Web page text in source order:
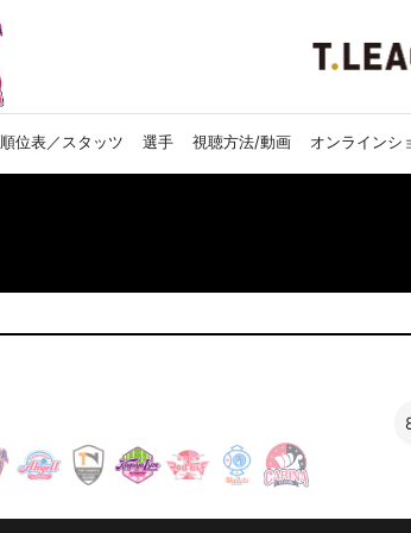
順位表／スタッツ 選手 視聴方法/動画 オンラインシ